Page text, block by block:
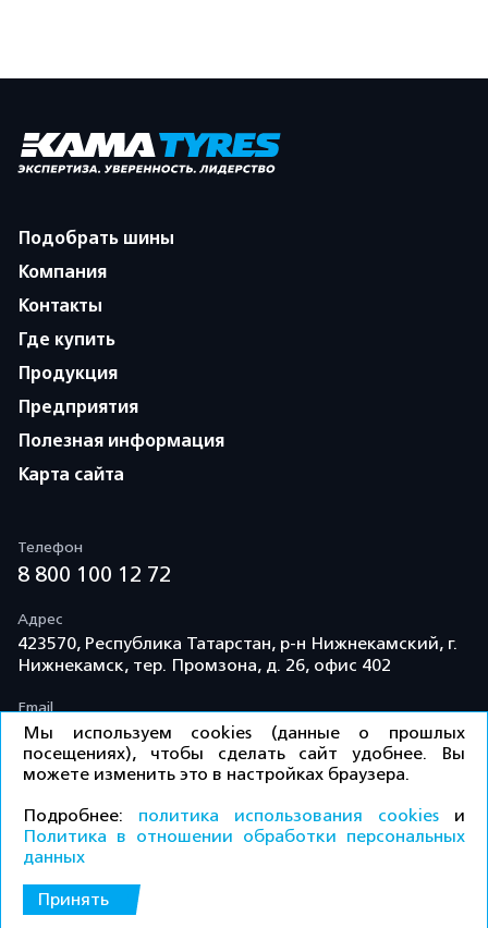
Подобрать шины
Компания
Контакты
Где купить
Продукция
Предприятия
Полезная информация
Карта сайта
Телефон
8 800 100 12 72
Адрес
423570, Республика Татарстан, р-н Нижнекамский, г.
Нижнекамск, тер. Промзона, д. 26, офис 402
Email
info@td-kama.com
©ООО «Торговый дом «Кама» 2026 / Все права
защищены.
Политика конфиденциальности
Мы используем cookies (данные о прошлых
посещениях), чтобы сделать сайт удобнее. Вы
можете изменить это в настройках браузера.
Подробнее: политика использования cookies и
Политика в отношении обработки персональных
данных
Принять